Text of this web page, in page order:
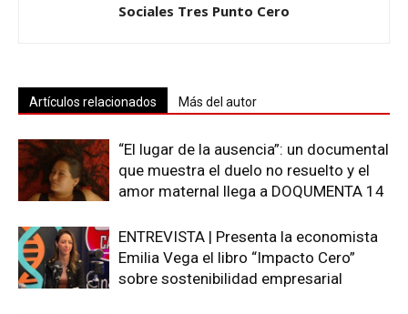
Sociales Tres Punto Cero
Artículos relacionados Más del autor
“El lugar de la ausencia”: un documental
que muestra el duelo no resuelto y el
amor maternal llega a DOQUMENTA 14
ENTREVISTA | Presenta la economista
Emilia Vega el libro “Impacto Cero”
sobre sostenibilidad empresarial